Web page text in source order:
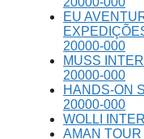
EU
20000-000
MUSS
20000-000
HANDS-ON
20000-000
WOLLI
AMAN